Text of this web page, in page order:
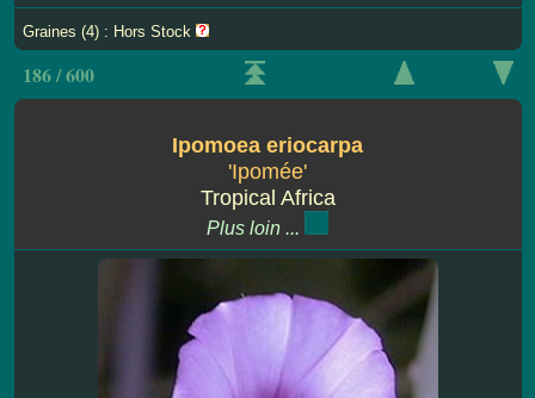
Graines (4) : Hors Stock
186 / 600
Ipomoea eriocarpa
'Ipomée'
Tropical Africa
Plus loin ...